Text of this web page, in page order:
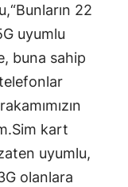
22
uyumlu
buna sahip
kart
uyumlu,
olanlara